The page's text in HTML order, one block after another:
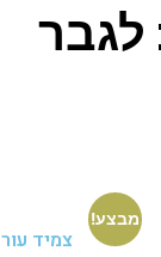
צמיד עור כתר